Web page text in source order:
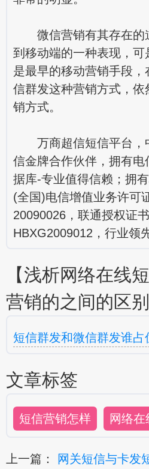
微信营销有其存在的
到移动端的一种表现，
是最早的移动营销手段
信群发这种营销方式，
销方式。
万商超信短信平台，
信金牌合作伙伴，拥有
据库-专业值得信赖；拥
(全国)电信增值业务许可
20090026，联通授权证书
HBXG2009012，行业领
【浅析网络在线
营销的之间的区
短信群发和微信群发谁
文章标签
短信营销怎样 网络
上一篇：
网关短信与卡发